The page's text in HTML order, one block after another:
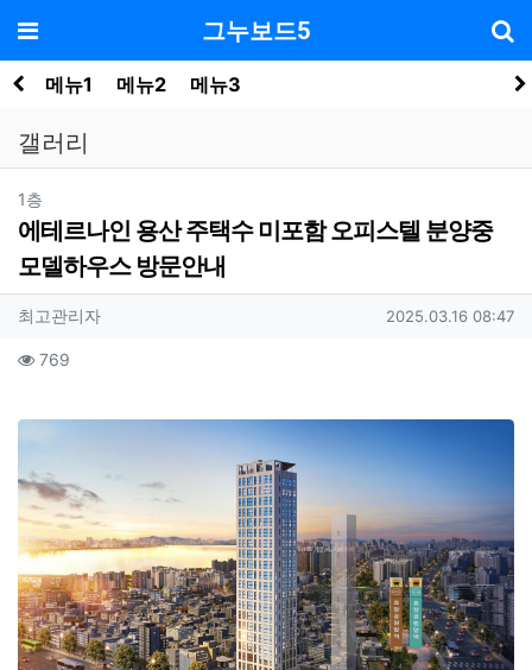
메뉴 그누보드5
메뉴1 메뉴2 메뉴3
갤러리
1층
에테르나인 용산 주택수 미포함 오피스텔 분양중
모델하우스 방문안내
작성자 정보
최고관리자작성 작성일
2025.03.16 08:47
컨텐츠 정보
769